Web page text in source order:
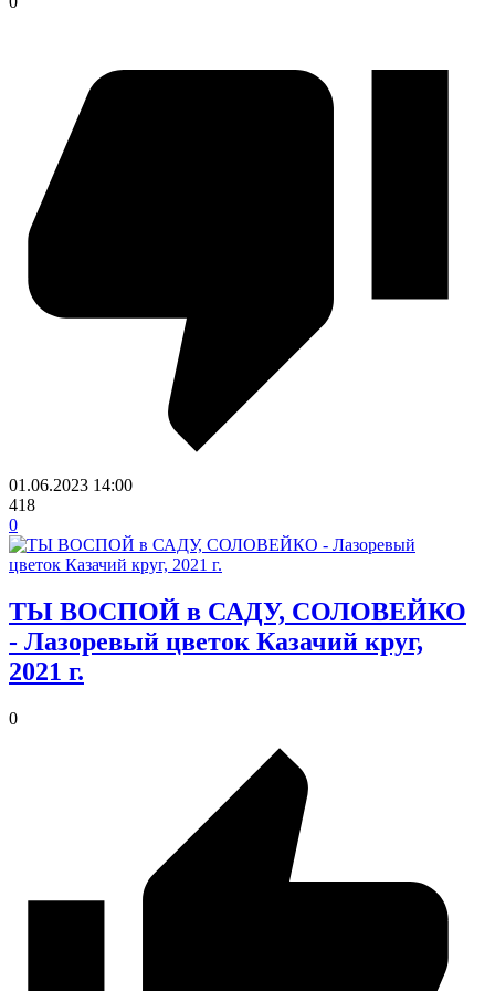
01.06.2023 14:00
418
0
ТЫ ВОСПОЙ в САДУ, СОЛОВЕЙКО
- Лазоревый цветок Казачий круг,
2021 г.
0